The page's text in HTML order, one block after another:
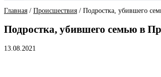
Главная / Происшествия / Подростка, убившего
Подростка, убившего семью в
13.08.2021